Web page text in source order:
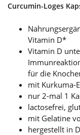
Curcumin-Loges
Vitamin D*
Vitamin D
für die
mit Kurkuma-
nur 2-mal 1
lactosefrei,
mit Gelatine
hergestellt in